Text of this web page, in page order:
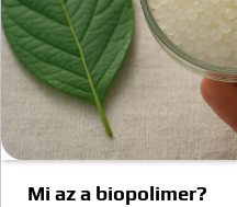
Mi az a biopolimer?